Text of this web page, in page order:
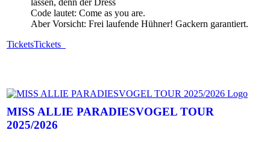
lassen, denn der Dress
Code lautet: Come as you are.
Aber Vorsicht: Frei laufende Hühner! Gackern garantiert.
TicketsTickets
MISS ALLIE PARADIESVOGEL TOUR
2025/2026